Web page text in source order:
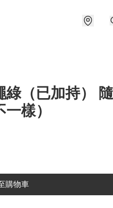
綠（已加持） 隨
樣）
購物車